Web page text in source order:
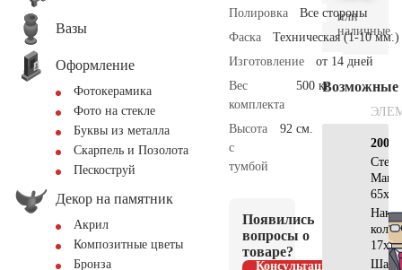
Вазы
Оформление
Фотокерамика
Фото на стекле
Буквы из металла
Скарпель и Позолота
Пескоструй
Декор на памятник
Акрил
Композитные цветы
Бронза
Полировка
Все стороны
Фаска
Техническая (1-10 мм.)
Изготовление
от 14 дней
Вес
комплекта
500 кг.
Высота
с
тумбой
92 см.
Появились
вопросы о
товаре?
Консультация
или
наличные.
Возможные
65х12
17х5
Шар